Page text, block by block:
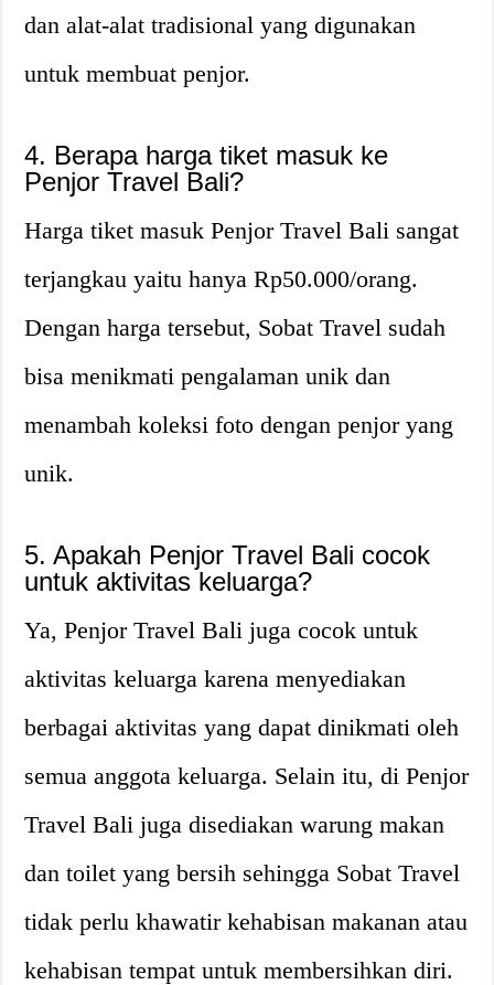
dan alat-alat tradisional yang digunakan
untuk membuat penjor.
4. Berapa harga tiket masuk ke
Penjor Travel Bali?
Harga tiket masuk Penjor Travel Bali sangat
terjangkau yaitu hanya Rp50.000/orang.
Dengan harga tersebut, Sobat Travel sudah
bisa menikmati pengalaman unik dan
menambah koleksi foto dengan penjor yang
unik.
5. Apakah Penjor Travel Bali cocok
untuk aktivitas keluarga?
Ya, Penjor Travel Bali juga cocok untuk
aktivitas keluarga karena menyediakan
berbagai aktivitas yang dapat dinikmati oleh
semua anggota keluarga. Selain itu, di Penjor
Travel Bali juga disediakan warung makan
dan toilet yang bersih sehingga Sobat Travel
tidak perlu khawatir kehabisan makanan atau
kehabisan tempat untuk membersihkan diri.